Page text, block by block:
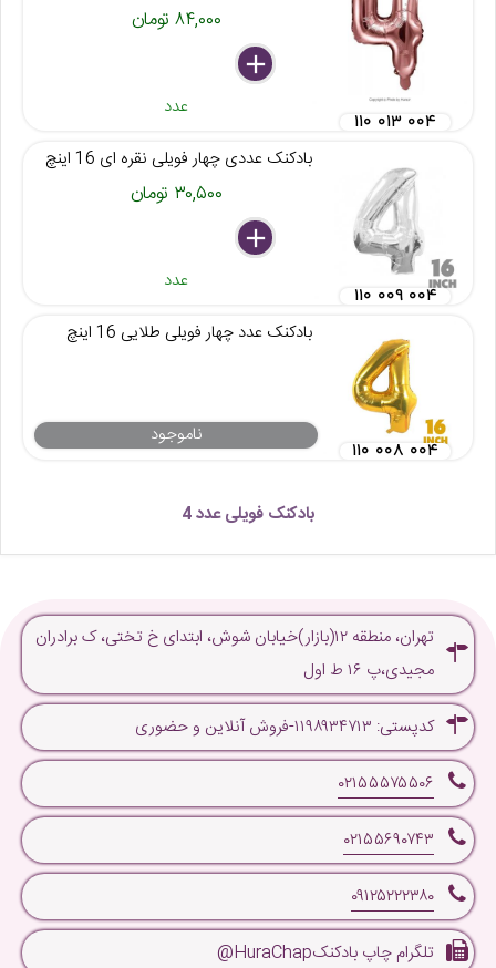
۸۴,۰۰۰ تومان
delete
remove
add
عدد
۱۱۰ ۰۱۳ ۰۰۴
بادکنک عددی چهار فویلی نقره ای 16 اینچ
۳۰,۵۰۰ تومان
delete
remove
add
عدد
۱۱۰ ۰۰۹ ۰۰۴
بادکنک عدد چهار فویلی طلایی 16 اینچ
ناموجود
۱۱۰ ۰۰۸ ۰۰۴
بادکنک فویلی عدد 4
تهران، منطقه ۱۲(بازار)خیابان شوش، ابتدای خ تختی، ک برادران
مجیدی،پ ۱۶ ط اول
کدپستی: ۱۱۹۸۹۳۴۷۱۳-فروش آنلاین و حضوری
۰۲۱۵۵۵۷۵۵۰۶
۰۲۱۵۵۶۹۰۷۴۳
۰۹۱۲۵۲۲۲۳۸۰
تلگرام چاپ بادکنکHuraChap@